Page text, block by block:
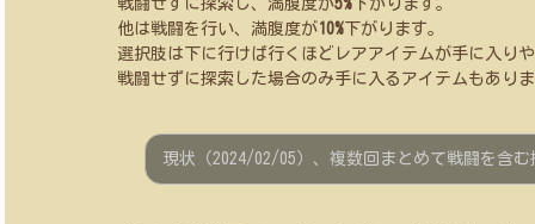
戦闘せずに探索し、満腹度が5%下がります。
他は戦闘を行い、満腹度が10%下がります。
選択肢は下に行けば行くほどレアアイテムが手に入り
戦闘せずに探索した場合のみ手に入るアイテムもあり
現状（2024/02/05）、複数回まとめて戦闘を含